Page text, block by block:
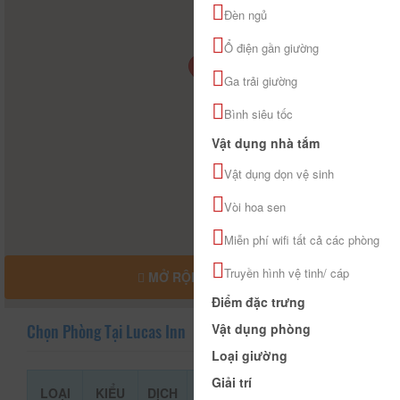
MỞ RỘNG BẢN ĐỒ
Chọn Phòng Tại Lucas Inn
LOẠI
KIỂU
DỊCH
GIÁ THAM
Đèn ngủ
Ổ điện gần giường
Ga trải giường
Bình siêu tốc
Vật dụng nhà tắm
Vật dụng dọn vệ sinh
Vòi hoa sen
Miễn phí wifi tất cả các phòng
Truyền hình vệ tinh/ cáp
Điểm đặc trưng
Vật dụng phòng
Loại giường
Giải trí